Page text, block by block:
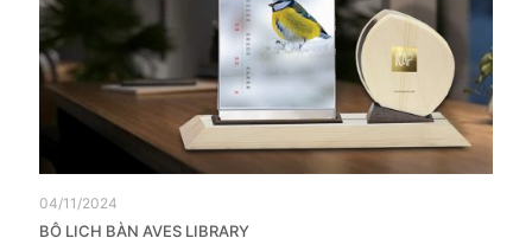
04/11/2024
BỘ LỊCH BÀN AVES LIBRARY